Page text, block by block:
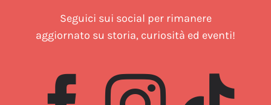
Seguici sui social per rimanere
aggiornato su storia, curiosità ed eventi!